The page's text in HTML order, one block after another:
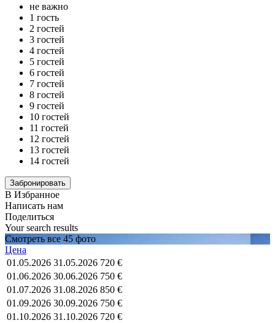
не важно
1 гость
2 гостей
3 гостей
4 гостей
5 гостей
6 гостей
7 гостей
8 гостей
9 гостей
10 гостей
11 гостей
12 гостей
13 гостей
14 гостей
В Избранное
Написать нам
Поделиться
Your search results
Смотреть все 45 фото
Цена
01.05.2026 31.05.2026 720 €
01.06.2026 30.06.2026 750 €
01.07.2026 31.08.2026 850 €
01.09.2026 30.09.2026 750 €
01.10.2026 31.10.2026 720 €